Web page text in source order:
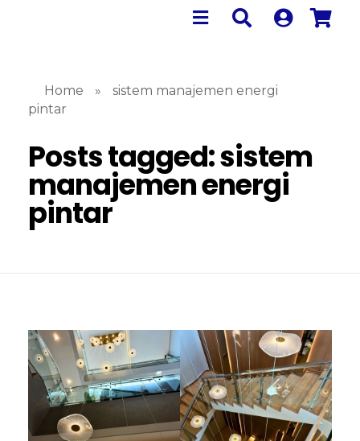
Home »
sistem manajemen energi
pintar
Posts tagged: sistem
manajemen energi
pintar